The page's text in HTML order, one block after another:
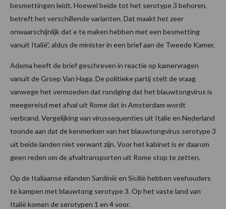
besmettingen leidt. Hoewel beide tot het serotype 3 behoren,
betreft het verschillende varianten. Dat maakt het zeer
onwaarschijnlijk dat e te maken hebben met een besmetting
vanuit Italië”, aldus de minister in een brief aan de Tweede Kamer.
Adema heeft de brief geschreven in reactie op kamervragen
vanuit de Groep Van Haga. De politieke partij stelt de vraag
vanwege het vermoeden dat rondging dat het blauwtongvirus is
meegereisd met afval uit Rome dat in Amsterdam wordt
verbrand. Vergelijking van virussequenties uit Italie en Nederland
toonde aan dat de kenmerken van het blauwtongvirus serotype 3
uit beide landen niet verwant zijn. Voor het kabinet is er daarom
geen reden om de afvaltransporten uit Rome stop te zetten.
Op de Italiaanse eilanden Sardinië en Sicilië hebben veehouders
te kampen met blauwtong serotype 3. Op het vaste land van
Italië komen de serotypen 1 en 4 voor.